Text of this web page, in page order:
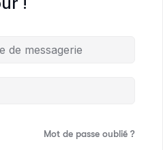
Mot de passe oublié ?